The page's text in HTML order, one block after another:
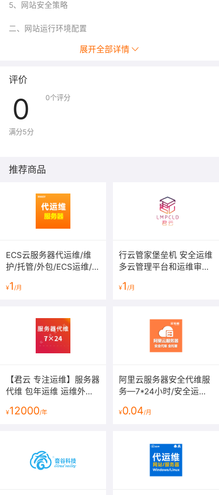
5、网站安全策略
二、网站运行环境配置
Server、MySQL、PhpMyadmin、主机管理系统、网站自
用户指定软件。
三、网站搭建
按用户要求搭建好网站，并设置严格的安全策略，让网站
不被挂马、挂黑链、篡改等入侵。
1、本地备份
2、云 备 份
六、每周安全检测
每周，我们将安排专门技术人员检测服务器的安全、性能
网页查看到服务器的CPU、内存、IO、带宽等资源参数，
一目了然的掌握服务器情况。
时间可直接拨打我司电话。为客户提供最多可达7*24的应
急响应服务，处理各种突发情况。
务；如：攻击防护方案、网站加速、系统故障排查、负载
均衡方案等等。
适用用户：使用Linux CentOS、Debian、Ubuntu、
展开全部详情
评价
0
满分5分
0个评分
推荐商品
ECS云服务器代运维/维
护/托管/外包/ECS运维/网
网站安全维护,漏洞修复
¥1/月
行云管家堡垒机 安全运维
多云管理平台和运维审计
器运维 网站代维 服务器
¥1/月
【君云 专注运维】服务器
代维 包年运维 运维外包
服务器运维 数据库维护
¥12000/年
阿里云服务器安全代维服
务—7*24小时/安全运维/
¥0.04/月